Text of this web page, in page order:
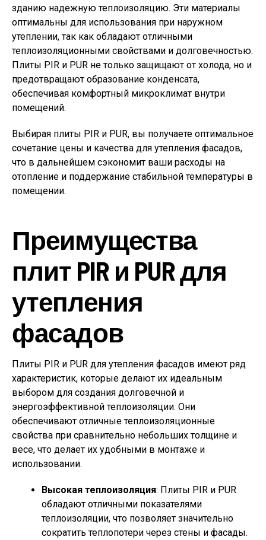
зданию надежную теплоизоляцию. Эти материалы
оптимальны для использования при наружном
утеплении, так как обладают отличными
теплоизоляционными свойствами и долговечностью.
Плиты PIR и PUR не только защищают от холода, но и
предотвращают образование конденсата,
обеспечивая комфортный микроклимат внутри
помещений.
Выбирая плиты PIR и PUR, вы получаете оптимальное
сочетание цены и качества для утепления фасадов,
что в дальнейшем сэкономит ваши расходы на
отопление и поддержание стабильной температуры в
помещении.
Преимущества
плит PIR и PUR для
утепления
фасадов
Плиты PIR и PUR для утепления фасадов имеют ряд
характеристик, которые делают их идеальным
выбором для создания долговечной и
энергоэффективной теплоизоляции. Они
обеспечивают отличные теплоизоляционные
свойства при сравнительно небольших толщине и
весе, что делает их удобными в монтаже и
использовании.
Высокая теплоизоляция: Плиты PIR и PUR
обладают отличными показателями
теплоизоляции, что позволяет значительно
сократить теплопотери через стены и фасады.